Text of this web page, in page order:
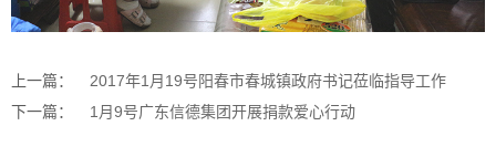
上一篇：
2017年1月19号阳春市春城镇政府书记莅临指导工作
下一篇：
1月9号广东信德集团开展捐款爱心行动